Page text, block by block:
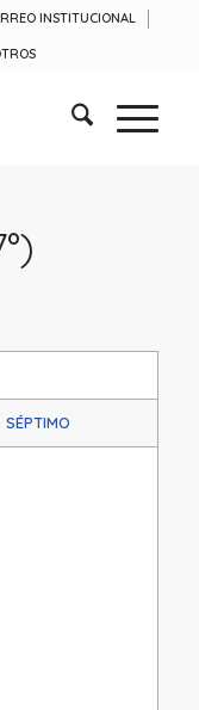
INSTITUCIONAL
SÉPTIMO